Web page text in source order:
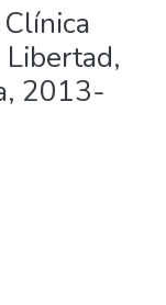
Libertad,
2013-